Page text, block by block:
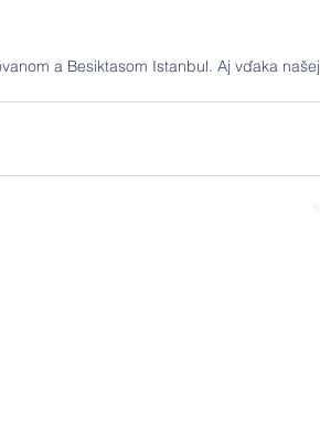
a Besiktasom Istanbul. Aj vďaka našej